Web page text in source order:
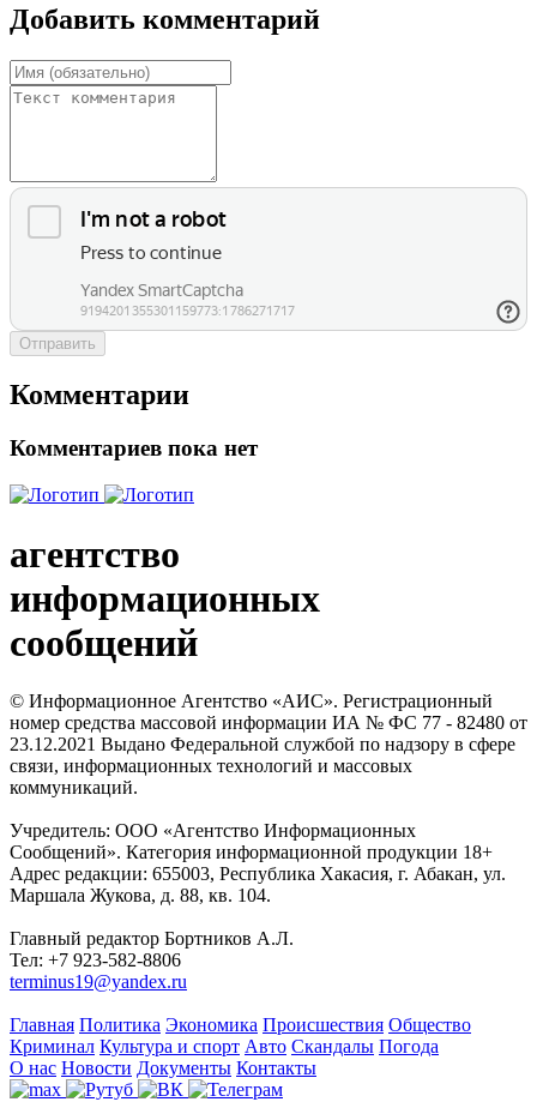
Добавить комментарий
Отправить
Комментарии
Комментариев пока нет
агентство
информационных
сообщений
© Информационное Агентство «АИС». Регистрационный
номер средства массовой информации ИА № ФС 77 - 82480 от
23.12.2021 Выдано Федеральной службой по надзору в сфере
связи, информационных технологий и массовых
коммуникаций.
Учредитель: ООО «Агентство Информационных
Сообщений». Категория информационной продукции 18+
Адрес редакции: 655003, Республика Хакасия, г. Абакан, ул.
Маршала Жукова, д. 88, кв. 104.
Главный редактор Бортников А.Л.
Тел: +7 923-582-8806
terminus19@yandex.ru
Главная Политика Экономика Происшествия Общество
Криминал Культура и спорт Авто Скандалы Погода
О нас Новости Документы Контакты